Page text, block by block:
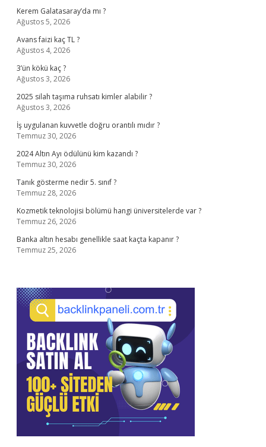
Kerem Galatasaray’da mı ?
Ağustos 5, 2026
Avans faizi kaç TL ?
Ağustos 4, 2026
3’ün kökü kaç ?
Ağustos 3, 2026
2025 silah taşıma ruhsatı kimler alabilir ?
Ağustos 3, 2026
İş uygulanan kuvvetle doğru orantılı mıdır ?
Temmuz 30, 2026
2024 Altın Ayı ödülünü kim kazandı ?
Temmuz 30, 2026
Tanık gösterme nedir 5. sınıf ?
Temmuz 28, 2026
Kozmetik teknolojisi bölümü hangi üniversitelerde var ?
Temmuz 26, 2026
Banka altın hesabı genellikle saat kaçta kapanır ?
Temmuz 25, 2026